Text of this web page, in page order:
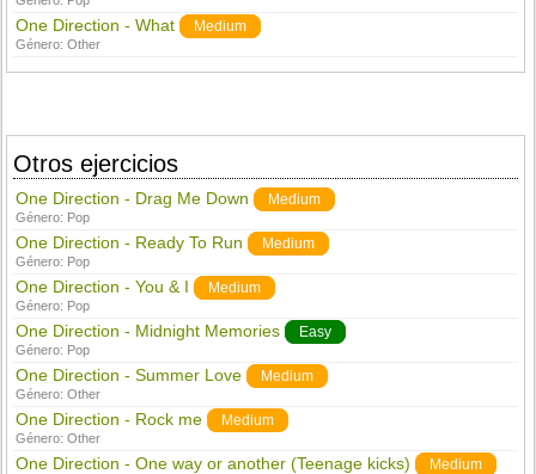
One Direction - What Medium
Género:Other
Otros ejercicios
One Direction - Drag Me Down Medium
Género: Pop
One Direction - Ready To Run Medium
Género: Pop
One Direction - You & I Medium
Género: Pop
One Direction - Midnight Memories Easy
Género: Pop
One Direction - Summer Love Medium
Género:Other
One Direction - Rock me Medium
Género:Other
One Direction - One way or another (Teenage kicks) Medium